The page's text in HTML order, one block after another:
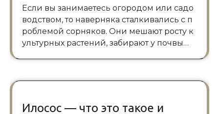
Если вы занимаетесь огородом или садо
водством, то наверняка сталкивались с п
роблемой сорняков. Они мешают росту к
ультурных растений, забирают у почвы…
Илосос — что это такое и